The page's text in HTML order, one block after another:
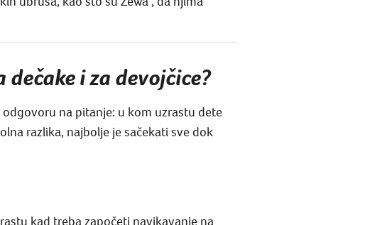
i za devojčice?
na pitanje: u kom uzrastu dete
razlika, najbolje je sačekati sve dok
kad treba započeti navikavanje na